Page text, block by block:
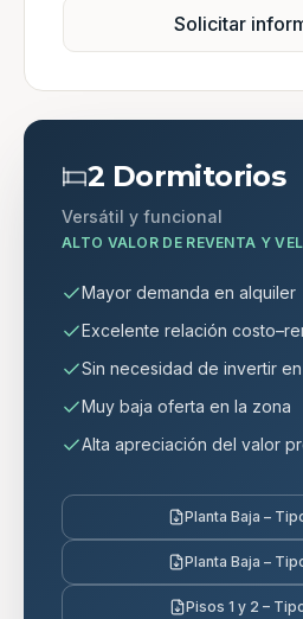
Solicitar
2 Dormitorios
Versátil y funcional
ALTO VALOR DE REVENTA Y
Mayor demanda en alquiler
Excelente relación
Sin necesidad de invertir
Muy baja oferta en la zona
Alta apreciación del valor
Planta Baja –
Planta Baja –
Pisos 1 y 2 –